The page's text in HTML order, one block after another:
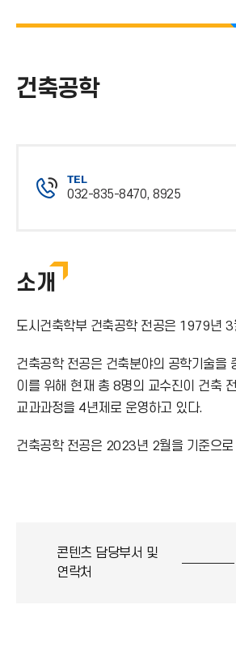
건축공학
TEL
032-835-8470, 8925
호
소개
도시건축학부 건축공학 전공은 1979년
건축공학 전공은 건축분야의 공학기술을
이를 위해 현재 총 8명의 교수진이 건축
교과과정을 4년제로 운영하고 있다.
건축공학 전공은 2023년 2월을 기준으
콘텐츠 담당부서 및
연락처